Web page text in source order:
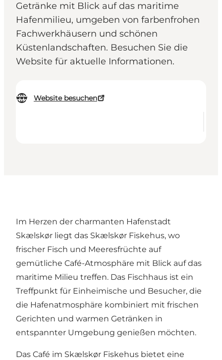
Getränke mit Blick auf das maritime
Hafenmilieu, umgeben von farbenfrohen
Fachwerkhäusern und schönen
Küstenlandschaften. Besuchen Sie die
Website für aktuelle Informationen.
Website besuchen
Im Herzen der charmanten Hafenstadt
Skælskør liegt das Skælskør Fiskehus, wo
frischer Fisch und Meeresfrüchte auf
gemütliche Café-Atmosphäre mit Blick auf das
maritime Milieu treffen. Das Fischhaus ist ein
Treffpunkt für Einheimische und Besucher, die
die Hafenatmosphäre kombiniert mit frischen
Gerichten und warmen Getränken in
entspannter Umgebung genießen möchten.
Das Café im Skælskør Fiskehus bietet eine